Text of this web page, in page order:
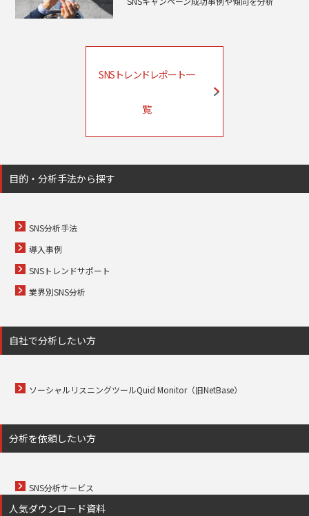
SNSトレンドレポート一
覧
目的・分析手法から探す
SNS分析手法
導入事例
SNSトレンドサポート
業界別SNS分析
自社で分析したい方
ソーシャルリスニングツールQuid Monitor（旧NetBase）
分析を依頼したい方
SNS分析サービス
人気ダウンロード資料